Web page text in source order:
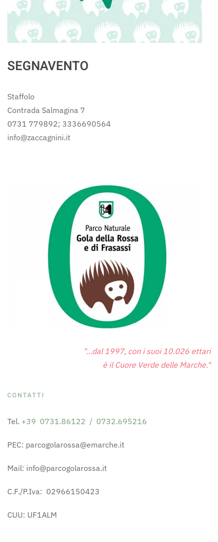
SEGNAVENTO
Staffolo
Contrada Salmagina 7
0731 779892; 3336690564
info@zaccagnini.it
"...dal 1997, con i suoi 10.026 ettari
è il Cuore Verde delle Marche."
CONTATTI
Tel. +39 0731.86122 / 0732.695216
PEC: parcogolarossa@emarche.it
Mail: info@parcogolarossa.it
C.F./P.Iva: 02966150423
CUU: UF1ALM